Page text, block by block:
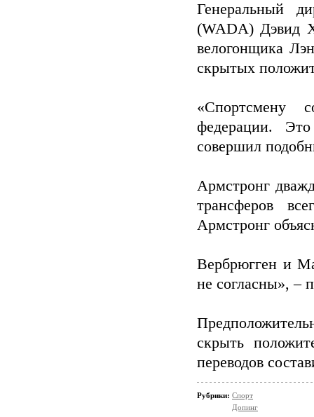
Генеральный
(WADA) Дэвид
велогонщика
скрытых
«Спортсмену
федерации.
совершил
Армстронг
трансферов
Армстронг
Вербрюгген и
не согласны», –
скрыть
переводов
Рубрики: Спорт
Допинг